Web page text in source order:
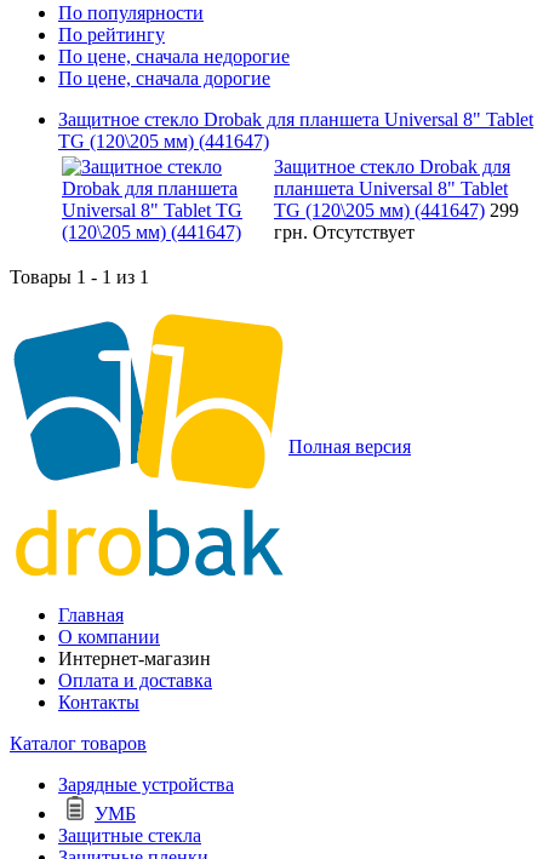
По популярности
По рейтингу
По цене, сначала недорогие
По цене, сначала дорогие
Защитное стекло Drobak для планшета Universal 8" Tablet
TG (120\205 мм) (441647)
Защитное стекло Drobak для
планшета Universal 8" Tablet
TG (120\205 мм) (441647) 299
грн. Отсутствует
Товары 1 - 1 из 1
Полная версия
Главная
О компании
Интернет-магазин
Оплата и доставка
Контакты
Каталог товаров
Зарядные устройства
УМБ
Защитные стекла